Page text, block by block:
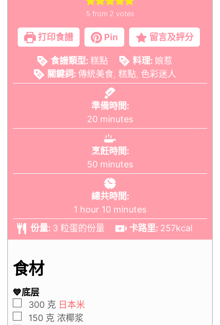
5 from 2 votes
打印食譜 Pin 留言及評分
食譜類型:糕點 料理: 娘惹
關鍵詞: 傳統美食, 糕點, 色彩迷人
準備時間:
20 minutes
烹飪時間:
50 minutes
總共時間:
1 hour 10 minutes
份量: 3 粒蛋的份量 卡路里: 257kcal
食材
💙底层
300 克 日本米
150 克 浓椰浆